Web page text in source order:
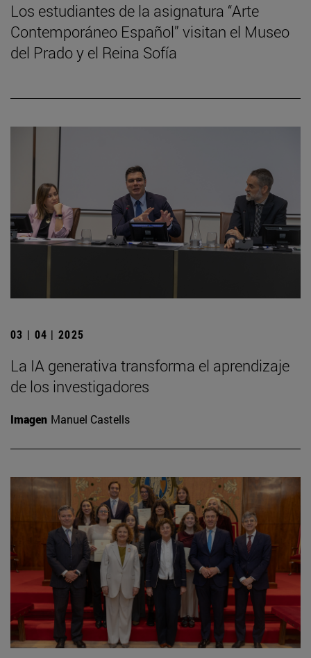
Los estudiantes de la asignatura “Arte
Contemporáneo Español” visitan el Museo
del Prado y el Reina Sofía
03 | 04 | 2025
La IA generativa transforma el aprendizaje
de los investigadores
Imagen Manuel Castells